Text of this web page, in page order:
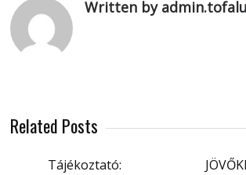
Written by admin.tofalu
Related Posts
Tájékoztató: